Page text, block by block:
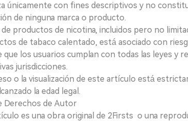
únicamente con fines descriptivos y no
de ninguna marca o producto.
de productos de nicotina, incluidos pero no
de tabaco calentado, está asociado con
que los usuarios cumplan con todas las leyes y
jurisdicciones.
o la visualización de este artículo está
la edad legal.
Derechos de Autor
es una obra original de 2Firsts o una